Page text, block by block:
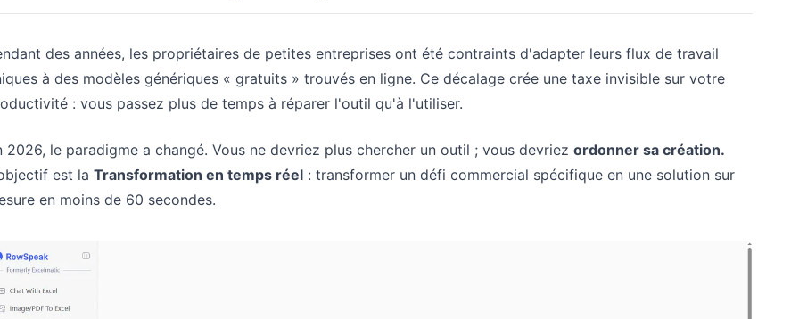
des années, les propriétaires de petites entreprises ont été contraints d'adapter leurs flux de travail
à des modèles génériques « gratuits » trouvés en ligne. Ce décalage crée une taxe invisible sur votre
: vous passez plus de temps à réparer l'outil qu'à l'utiliser.
2026, le paradigme a changé. Vous ne devriez plus chercher un outil ; vous devriez ordonner sa création.
est la Transformation en temps réel : transformer un défi commercial spécifique en une solution sur
en moins de 60 secondes.